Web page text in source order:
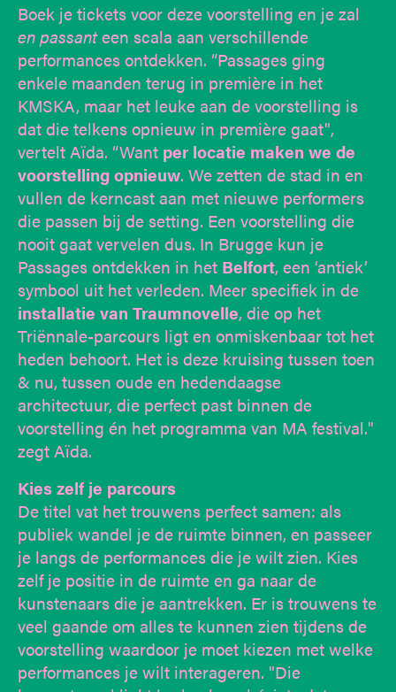
Boek je tickets voor deze voorstelling en je zal
en passanteen scala aan verschillende
performances ontdekken. “Passages ging
enkele maanden terug in première in het
KMSKA, maar het leuke aan de voorstelling is
dat die telkens opnieuw in première gaat",
vertelt Aïda. “Want per locatie maken we de
voorstelling opnieuw. We zetten de stad in en
vullen de kerncast aan met nieuwe performers
die passen bij de setting. Een voorstelling die
nooit gaat vervelen dus. In Brugge kun je
Passages ontdekken in het Belfort, een ‘antiek’
symbool uit het verleden. Meer specifiek in de
installatie van Traumnovelle, die op het
Triënnale-parcours ligt en onmiskenbaar tot het
heden behoort. Het is deze kruising tussen toen
& nu, tussen oude en hedendaagse
architectuur, die perfect past binnen de
voorstelling én het programma van MA festival."
zegt Aïda.
Kies zelf je parcours
De titel vat het trouwens perfect samen: als
publiek wandel je de ruimte binnen, en passeer
je langs de performances die je wilt zien. Kies
zelf je positie in de ruimte en ga naar de
kunstenaars die je aantrekken. Er is trouwens te
veel gaande om alles te kunnen zien tijdens de
voorstelling waardoor je moet kiezen met welke
performances je wilt interageren. "Die